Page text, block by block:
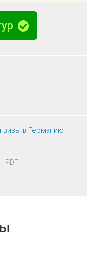
визы в Германию
PDF